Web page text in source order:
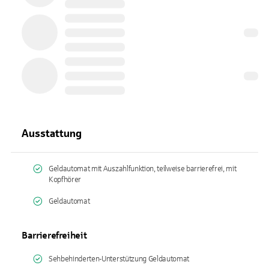
Ausstattung
Geldautomat mit Auszahlfunktion, teilweise barrierefrei, mit
Kopfhörer
Geldautomat
Barrierefreiheit
Sehbehinderten-Unterstützung Geldautomat